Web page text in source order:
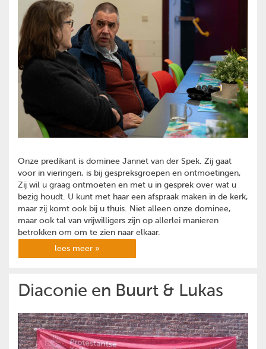
Onze predikant is dominee Jannet van der Spek. Zij gaat
voor in vieringen, is bij gespreksgroepen en ontmoetingen,
Zij wil u graag ontmoeten en met u in gesprek over wat u
bezig houdt. U kunt met haar een afspraak maken in de kerk,
maar zij komt ook bij u thuis. Niet alleen onze dominee,
maar ook tal van vrijwilligers zijn op allerlei manieren
betrokken om om te zien naar elkaar.
lees meer »
Diaconie en Buurt & Lukas